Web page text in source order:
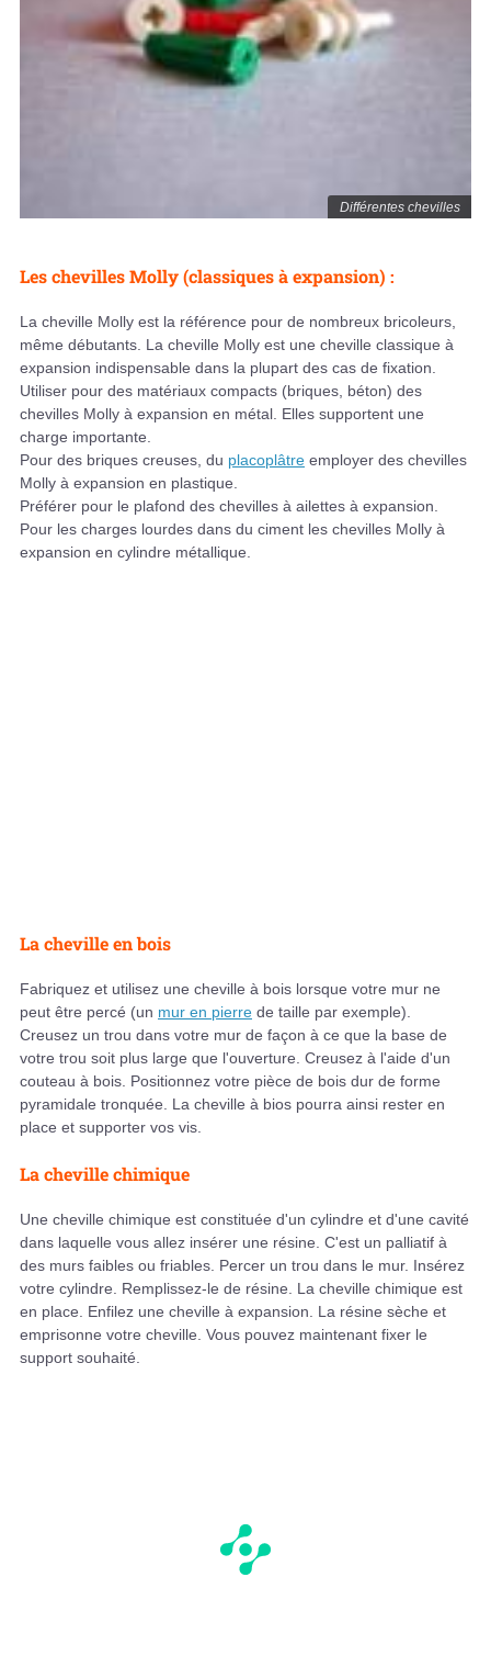
Différentes chevilles
Les chevilles Molly (classiques à expansion) :
La cheville Molly est la référence pour de nombreux bricoleurs,
même débutants. La cheville Molly est une cheville classique à
expansion indispensable dans la plupart des cas de fixation.
Utiliser pour des matériaux compacts (briques, béton) des
chevilles Molly à expansion en métal. Elles supportent une
charge importante.
Pour des briques creuses, du placoplâtre employer des chevilles
Molly à expansion en plastique.
Préférer pour le plafond des chevilles à ailettes à expansion.
Pour les charges lourdes dans du ciment les chevilles Molly à
expansion en cylindre métallique.
La cheville en bois
Fabriquez et utilisez une cheville à bois lorsque votre mur ne
peut être percé (un mur en pierre de taille par exemple).
Creusez un trou dans votre mur de façon à ce que la base de
votre trou soit plus large que l'ouverture. Creusez à l'aide d'un
couteau à bois. Positionnez votre pièce de bois dur de forme
pyramidale tronquée. La cheville à bios pourra ainsi rester en
place et supporter vos vis.
La cheville chimique
Une cheville chimique est constituée d'un cylindre et d'une cavité
dans laquelle vous allez insérer une résine. C'est un palliatif à
des murs faibles ou friables. Percer un trou dans le mur. Insérez
votre cylindre. Remplissez-le de résine. La cheville chimique est
en place. Enfilez une cheville à expansion. La résine sèche et
emprisonne votre cheville. Vous pouvez maintenant fixer le
support souhaité.